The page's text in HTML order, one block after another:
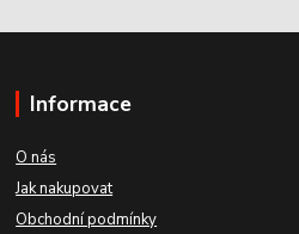
Informace
O nás
Jak nakupovat
Obchodní podmínky